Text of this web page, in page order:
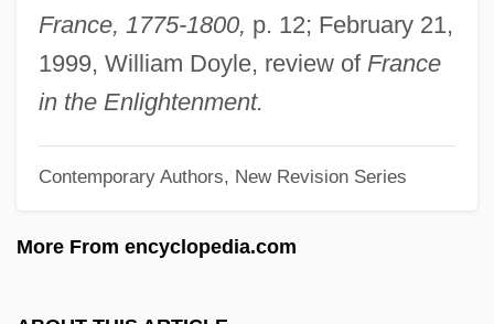
France, 1775-1800, p. 12; February 21,
1999, William Doyle, review of France
in the Enlightenment.
Contemporary Authors, New Revision Series
More From encyclopedia.com
Rochambeau, Jean Baptiste Donatien De
Vimeur, Comte De
Rochambeau, Donatien Marie Joseph De
Rochambeau (Fils), Donatien Marie
Rochalimaea